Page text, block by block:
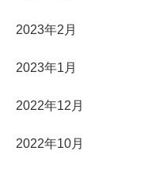
2023年2月
2023年1月
2022年12月
2022年10月